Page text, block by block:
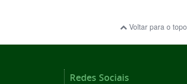
Voltar para o topo
Redes Sociais